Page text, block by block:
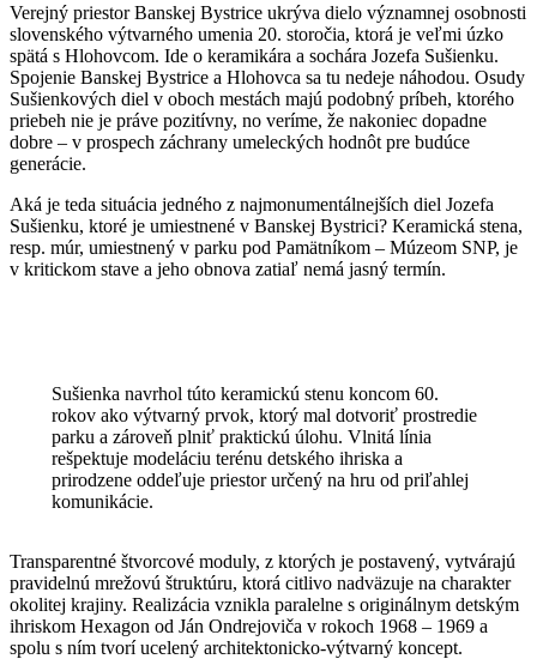
Verejný priestor Banskej Bystrice ukrýva dielo významnej osobnosti
slovenského výtvarného umenia 20. storočia, ktorá je veľmi úzko
spätá s Hlohovcom. Ide o keramikára a sochára Jozefa Sušienku.
Spojenie Banskej Bystrice a Hlohovca sa tu nedeje náhodou. Osudy
Sušienkových diel v oboch mestách majú podobný príbeh, ktorého
priebeh nie je práve pozitívny, no veríme, že nakoniec dopadne
dobre – v prospech záchrany umeleckých hodnôt pre budúce
generácie.
Aká je teda situácia jedného z najmonumentálnejších diel Jozefa
Sušienku, ktoré je umiestnené v Banskej Bystrici? Keramická stena,
resp. múr, umiestnený v parku pod Pamätníkom – Múzeom SNP, je
v kritickom stave a jeho obnova zatiaľ nemá jasný termín.
Sušienka navrhol túto keramickú stenu koncom 60.
rokov ako výtvarný prvok, ktorý mal dotvoriť prostredie
parku a zároveň plniť praktickú úlohu. Vlnitá línia
rešpektuje modeláciu terénu detského ihriska a
prirodzene oddeľuje priestor určený na hru od priľahlej
komunikácie.
Transparentné štvorcové moduly, z ktorých je postavený, vytvárajú
pravidelnú mrežovú štruktúru, ktorá citlivo nadväzuje na charakter
okolitej krajiny. Realizácia vznikla paralelne s originálnym detským
ihriskom Hexagon od Ján Ondrejoviča v rokoch 1968 – 1969 a
spolu s ním tvorí ucelený architektonicko-výtvarný koncept.